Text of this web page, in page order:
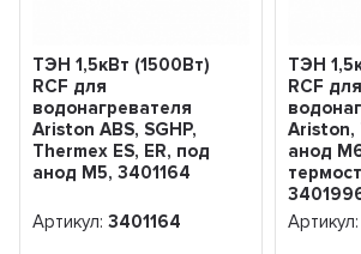
ТЭН 1,5кВт (1500Вт)
RCF для
водонагревателя
Ariston ABS, SGHP,
Thermex ES, ER, под
анод М5, 3401164
Артикул:3401164
ТЭН
RCF для
Ariston,
анод
Артикул: